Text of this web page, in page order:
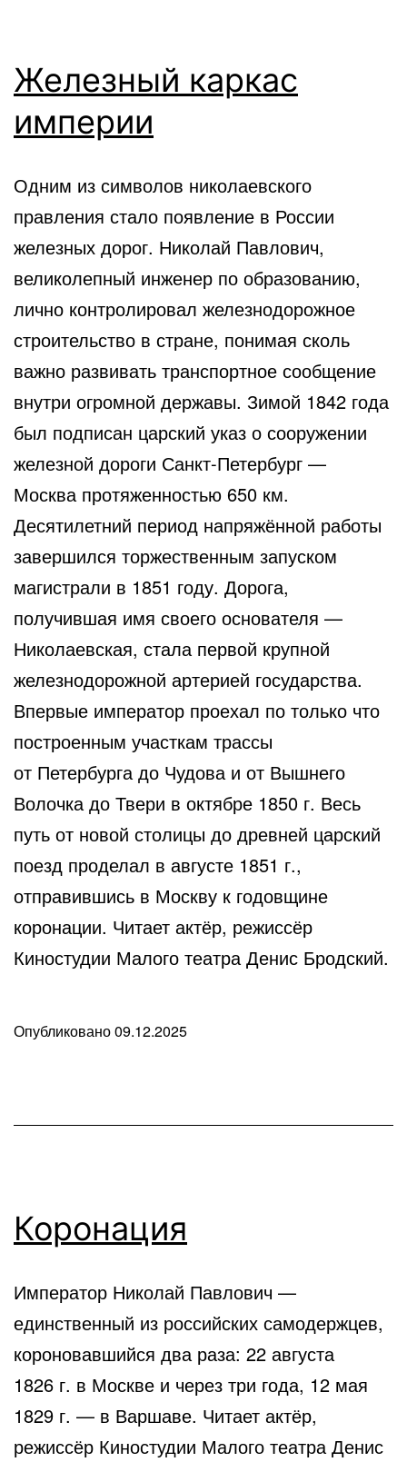
Железный каркас
империи
Одним из символов николаевского
правления стало появление в России
железных дорог. Николай Павлович,
великолепный инженер по образованию,
лично контролировал железнодорожное
строительство в стране, понимая сколь
важно развивать транспортное сообщение
внутри огромной державы. Зимой 1842 года
был подписан царский указ о сооружении
железной дороги Санкт-Петербург —
Москва протяженностью 650 км.
Десятилетний период напряжённой работы
завершился торжественным запуском
магистрали в 1851 году. Дорога,
получившая имя своего основателя —
Николаевская, стала первой крупной
железнодорожной артерией государства.
Впервые император проехал по только что
построенным участкам трассы
от Петербурга до Чудова и от Вышнего
Волочка до Твери в октябре 1850 г. Весь
путь от новой столицы до древней царский
поезд проделал в августе 1851 г.,
отправившись в Москву к годовщине
коронации. Читает актёр, режиссёр
Киностудии Малого театра Денис Бродский.
Опубликовано09.12.2025
факты
Коронация
Император Николай Павлович —
единственный из российских самодержцев,
короновавшийся два раза: 22 августа
1826 г. в Москве и через три года, 12 мая
1829 г. — в Варшаве. Читает актёр,
режиссёр Киностудии Малого театра Денис